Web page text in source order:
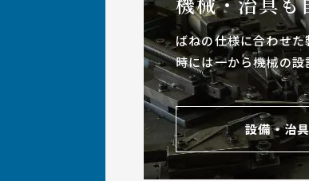
ばねの仕様に合わせ
時には一から機械の
設備・治